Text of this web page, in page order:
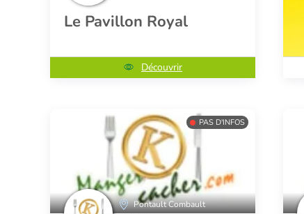
Le Pavillon Royal
Découvrir
PAS D'INFOS
Pontault Combault